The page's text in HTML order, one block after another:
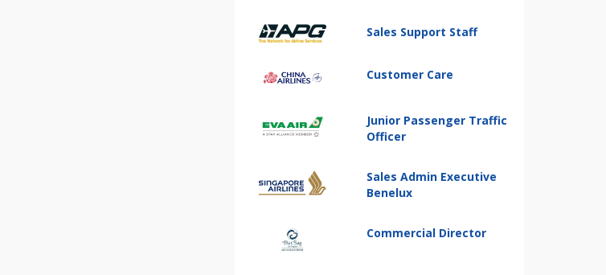
Sales Support Staff
Customer Care
Junior Passenger Traffic
Officer
Sales Admin Executive
Benelux
Commercial Director